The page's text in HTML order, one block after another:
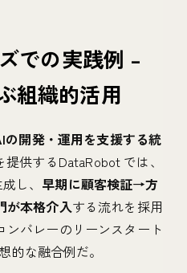
での実践例 –
組織的活用
の開発・運用を支援する統
提供するDataRobot では、
し、 早期に顧客検証→方
が本格介入する流れを採用
ンバレーのリーンスタート
的な融合例だ。